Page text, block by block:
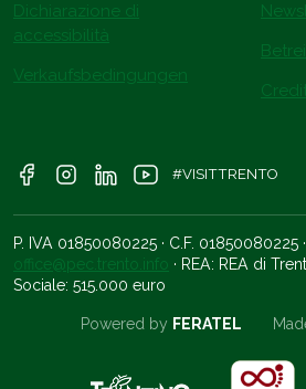
Dichiarazione di
accessibilità
Verkaufsbedingungen
#VISITTRENTO
P. IVA 01850080225 · C.F. 01850080225
office@pec.trento.info · REA: REA di
Sociale: 515.000 euro
Powered by FERATEL